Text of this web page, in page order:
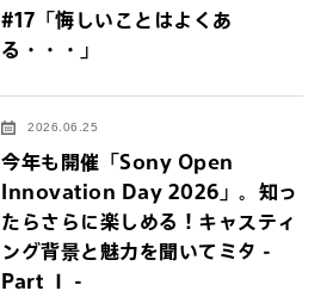
#17「悔しいことはよくあ
る・・・」
2026.06.25
今年も開催「Sony Open
Innovation Day 2026」。知っ
たらさらに楽しめる！キャスティ
ング背景と魅力を聞いてミタ -
Part Ⅰ -